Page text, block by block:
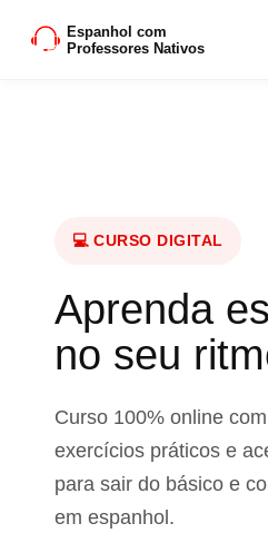
Espanhol com
Professores Nativos
💻 CURSO DIGITAL
Aprenda
no seu
Curso 100% online
exercícios práticos e
para sair do básico e
em espanhol.